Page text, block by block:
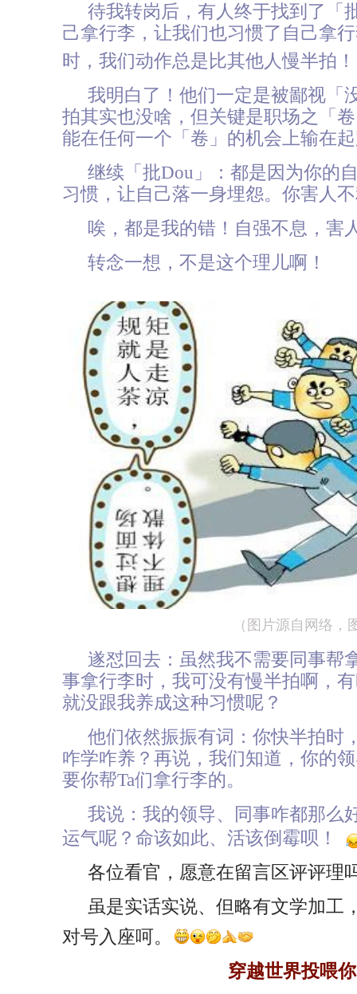
待我转岗后，有人终于找到了「
己拿行李，让我们也习惯了自己拿
时，我们动作总是比其他人慢半拍！
我明白了！他们一定是被鄙视「
拍其实也没啥，但关键是职场之「
能在任何一个「卷」的机会上输在
继续「批Dou」：都是因为你的
习惯，让自己落一身埋怨。你害人
唉，都是我的错！自强不息，害
转念一想，不是这个理儿啊！
（图片源自网络，
遂怼回去：虽然我不需要同事帮
事拿行李时，我可没有慢半拍啊，
就没跟我养成这种习惯呢？
他们依然振振有词：你快半拍时
咋学咋养？再说，我们知道，你的
要你帮Ta们拿行李的。
我说：我的领导、同事咋都那么
运气呢？命该如此、活该倒霉呗！
各位看官，愿意在留言区评评理
虽是实话实说、但略有文学加工
对号入座呵。
穿越世界投喂